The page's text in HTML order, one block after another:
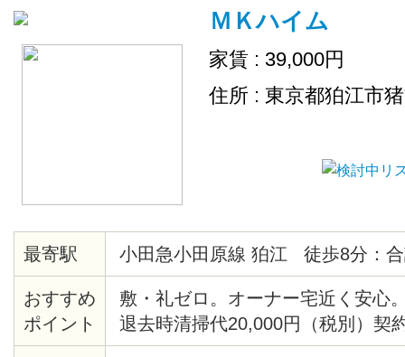
ＭＫハイム
家賃 : 39,000円
住所 : 東京都狛江市
最寄駅 小田急小田原線 狛江 徒歩8分：
おすすめ
ポイント
敷・礼ゼロ。オーナー宅近く安心
退去時清掃代20,000円（税別）契